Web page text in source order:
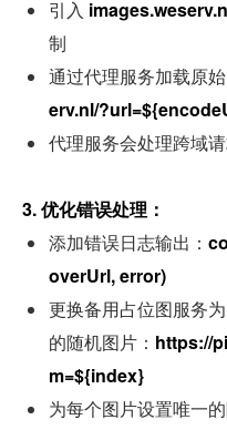
引入
制
通过代理服务加载原始
erv.nl/
代理服务会处理跨域
3. 优化错误处理：
添加错误日志输出：
overUrl, error)
更换备用占位图服务为
的随机图片： https://
m=${index}
为每个图片设置唯一